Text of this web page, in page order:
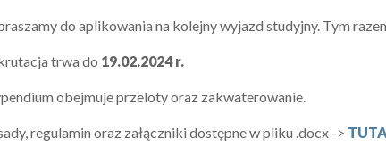
do aplikowania na kolejny wyjazd studyjny. Tym
trwa do 19.02.2024 r.
obejmuje przeloty oraz zakwaterowanie.
regulamin oraz załączniki dostępne w pliku .docx ->